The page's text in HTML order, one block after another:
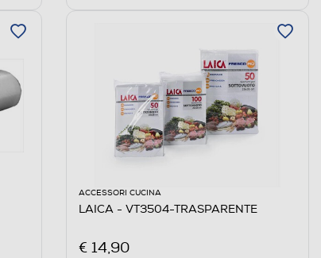
ACCESSORI CUCINA
LAICA - VT3504-TRASPARENTE
€ 14,90